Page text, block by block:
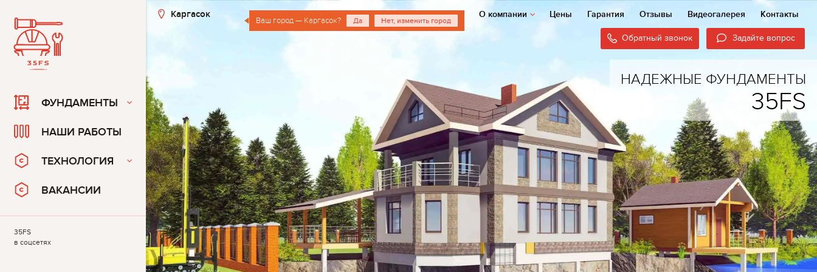
Каргасок
Ваш город — Каргасок? Да Нет, изменить город
О компании Цены Гарантия Отзывы Видеогалерея Контакты
Обратный звонок Задайте вопрос
НАДЕЖНЫЕ ФУНДАМЕНТЫ
35FS
ФУНДАМЕНТЫ
НАШИ РАБОТЫ
ТЕХНОЛОГИЯ
ВАКАНСИИ
35FS
в соцсетях